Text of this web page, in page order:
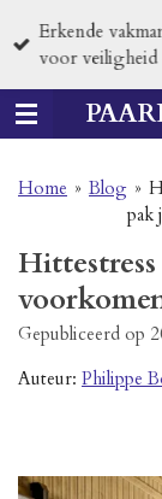
direct
de
hoofdinhoud
Erkende
voor veiligheid
Home » Blog »
pak
Gepubliceerd op
Auteur: Philippe